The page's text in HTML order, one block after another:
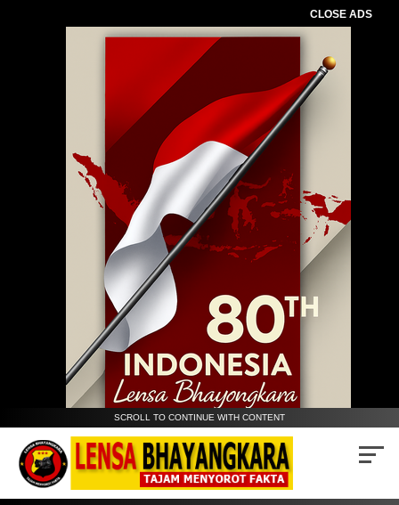
CLOSE ADS
SCROLL TO CONTINUE WITH CONTENT